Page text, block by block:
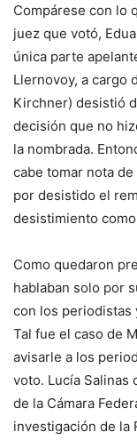
Compárese con lo
juez que votó,
única parte
Llernovoy, a cargo
Kirchner) desistió
decisión que no
la nombrada.
cabe tomar nota
por desistido el
desistimiento
Como quedaron
hablaban solo por
con los periodistas
Tal fue el caso de
avisarle a los
voto. Lucía Salinas
de la Cámara
investigación de la